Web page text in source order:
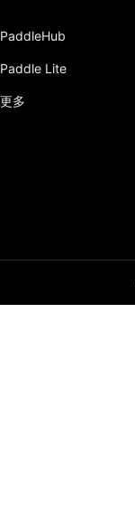
PaddleHub
Paddle Lite
更多